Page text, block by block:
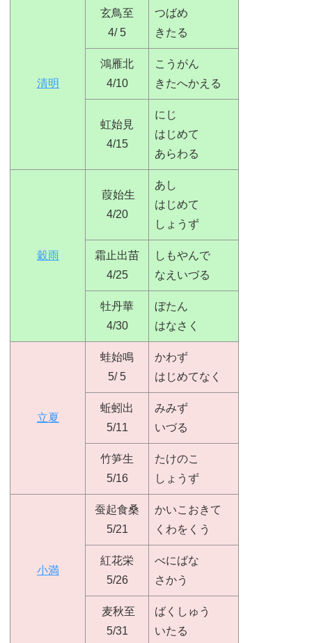
清明
玄鳥至
4/ 5
つばめ
きたる
鴻雁北
4/10
こうがん
きたへかえる
虹始見
4/15
にじ
はじめて
あらわる
穀雨
葭始生
4/20
あし
はじめて
しょうず
霜止出苗
4/25
しもやんで
なえいづる
牡丹華
4/30
ぼたん
はなさく
立夏
蛙始鳴
5/ 5
かわず
はじめてなく
蚯蚓出
5/11
みみず
いづる
竹笋生
5/16
たけのこ
しょうず
小満
蚕起食桑
5/21
かいこおきて
くわをくう
紅花栄
5/26
べにばな
さかう
麦秋至
5/31
ばくしゅう
いたる